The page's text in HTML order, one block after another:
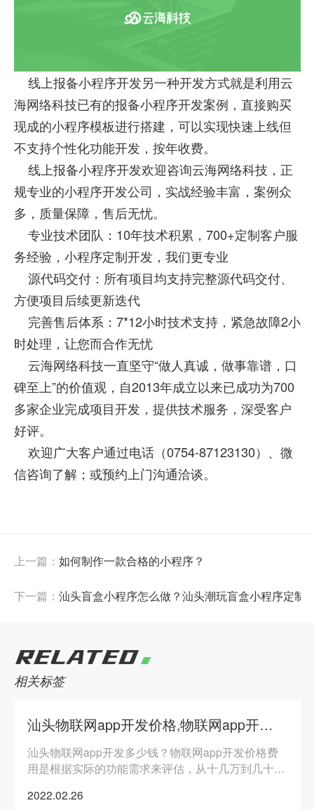
线上报备小程序开发另一种开发方式就是利用云
海网络科技已有的报备小程序开发案例，直接购买
现成的小程序模板进行搭建，可以实现快速上线但
不支持个性化功能开发，按年收费。
线上报备小程序开发欢迎咨询云海网络科技，正
规专业的小程序开发公司，实战经验丰富，案例众
多，质量保障，售后无忧。
专业技术团队：10年技术积累，700+定制客户服
务经验，小程序定制开发，我们更专业
源代码交付：所有项目均支持完整源代码交付、
方便项目后续更新迭代
完善售后体系：7*12小时技术支持，紧急故障2小
时处理，让您而合作无忧
云海网络科技一直坚守“做人真诚，做事靠谱，口
碑至上”的价值观，自2013年成立以来已成功为700
多家企业完成项目开发，提供技术服务，深受客户
好评。
欢迎广大客户通过电话（0754-87123130）、微
信咨询了解；或预约上门沟通洽谈。
上一篇： 如何制作一款合格的小程序？
下一篇： 汕头盲盒小程序怎么做？汕头潮玩盲盒小程序定制
RELATED
相关标签
汕头物联网app开发价格,物联网app开发多少钱
汕头物联网app开发多少钱？物联网app开发价格费
用是根据实际的功能需求来评估，从十几万到几十万
2022.02.26